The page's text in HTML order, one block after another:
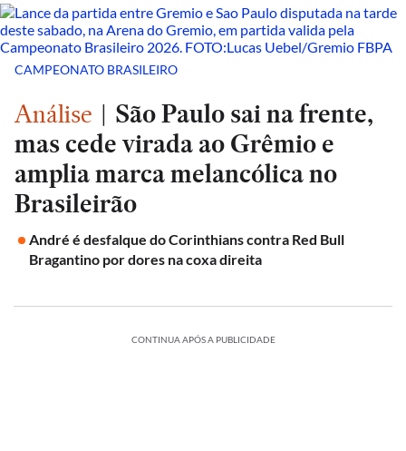
CAMPEONATO BRASILEIRO
Análise | São Paulo sai na frente,
mas cede virada ao Grêmio e
amplia marca melancólica no
Brasileirão
André é desfalque do Corinthians contra Red Bull
Bragantino por dores na coxa direita
CONTINUA APÓS A PUBLICIDADE